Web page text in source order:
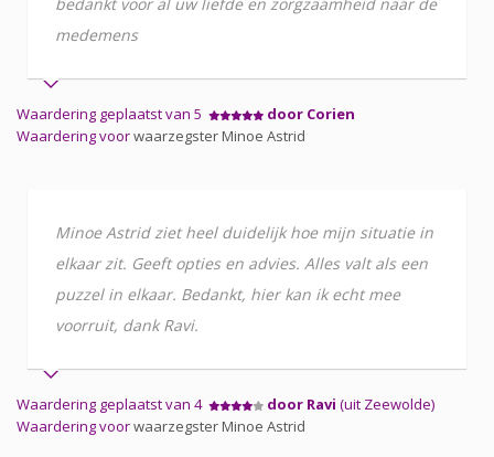
medemens
Waardering geplaatst van 5
door Corien
Waardering voorwaarzegster Minoe Astrid
Minoe Astrid ziet heel duidelijk hoe mijn situatie in
elkaar zit. Geeft opties en advies. Alles valt als een
puzzel in elkaar. Bedankt, hier kan ik echt mee
voorruit, dank Ravi.
Waardering geplaatst van 4 door Ravi (uit Zeewolde)
Waardering voorwaarzegster Minoe Astrid